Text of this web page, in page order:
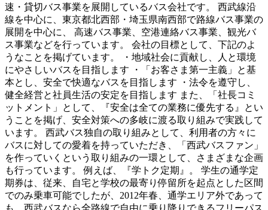
速・貸切バス事業を展開しているバス会社です。 西武線沿
線を中心に、東京都北西部・埼玉県南西部で路線バス事業の
展開を中心に、 高速バス事業、空港連絡バス事業、観光バ
ス事業などを行っています。 会社の目標として、下記のよ
うなことを掲げています。 ・地域社会に貢献し、人と環境
にやさしいバスを目指します ・「お客さま第一主義」と基
本とし、安全で快適なバスを目指します ・法令を遵守し、
健全経営と社員生活の安定を目指します また、「社長コミ
ットメント」として、『安全は全ての業務に優先する』とい
うことを掲げ、安全対策への多岐に渡る取り組みで実践して
います。 西武バス独自の取り組みとして、利用者の方々に
バスに対しての愛着を持っていただき、「西武バスファン」
を作っていくという取り組みの一環として、さまざまな企画
も行っています。 例えば、『学トク定期』。 学生の通学定
期券は、従来、自宅と学校の最寄り停留所を起点とした区間
でのみ乗車可能でしたが、2012年春、通学エリア外であって
も、西武バスなら全路線で自由に乗り降りできるフリーパス